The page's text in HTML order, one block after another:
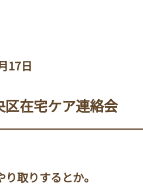
17日
区在宅ケア連絡会
取りするとか。